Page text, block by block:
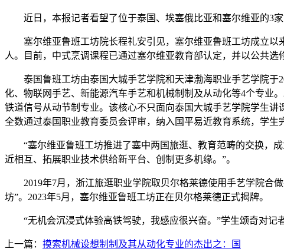
近日，本报记者看望了位于泰国、埃塞俄比亚和塞尔维亚的3家
塞尔维亚鲁班工坊院长程礼安引见，塞尔维亚鲁班工坊成立以
人。目前，中式烹调课程已通过塞尔维亚教育部认定，并以公共选
泰国鲁班工坊由泰国大城手艺学院和天津渤海职业手艺学院于
化、物联网手艺、新能源汽车手艺和机械制制及从动化等4个专业
铁道信号从动节制专业。该核心不只面向泰国大城手艺学院学生
全数通过泰国职业教育委员会评审，纳入国平易近教育系统，学生
“塞尔维亚鲁班工坊推进了塞中两国旅逛、教育范畴的交换，成
近相互、拓展职业技术供给新平台、创制更多机缘。”。
2019年7月，浙江旅逛职业学院取贝尔格莱德使用手艺学院合做
坊”。2023年5月，塞尔维亚鲁班工坊正在贝尔格莱德正式揭牌。
“无机会沉浸式体验高铁驾驶，我感应很兴奋。”学生颂奇对记
上一篇： 摸索机械设想制制及其从动化专业的杰出之：国